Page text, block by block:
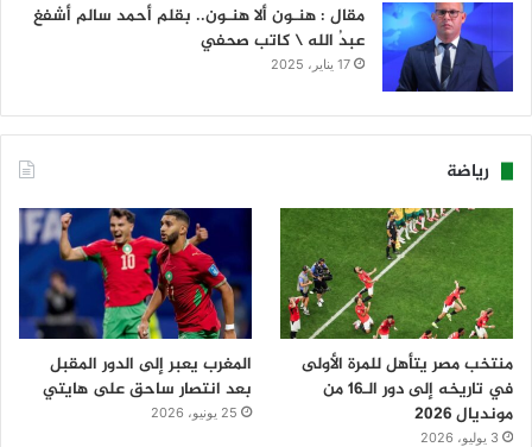
مقال : هنـون ألا هنـون.. بقلم أحمد سالم أشفغ
عبدُ الله \ كاتب صحفي
17 يناير، 2025
رياضة
منتخب مصر يتأهل للمرة الأولى
في تاريخه إلى دور الـ16 من
مونديال 2026
3 يوليو، 2026
المغرب يعبر إلى الدور المقبل
بعد انتصار ساحق على هايتي
25 يونيو، 2026